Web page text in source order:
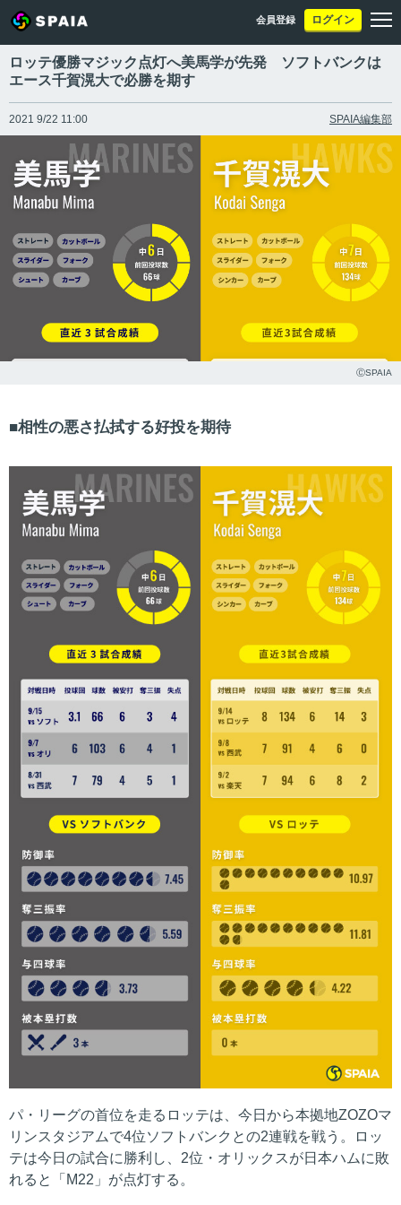
会員登録 ログイン
ロッテ優勝マジック点灯へ美馬学が先発 ソフトバンクは
エース千賀滉大で必勝を期す
2021 9/22 11:00 SPAIA編集部
ⒸSPAIA
相性の悪さ払拭する好投を期待
パ・リーグの首位を走るロッテは、今日から本拠地ZOZOマ
リンスタジアムで4位ソフトバンクとの2連戦を戦う。ロッ
テは今日の試合に勝利し、2位・オリックスが日本ハムに敗
れると「M22」が点灯する。